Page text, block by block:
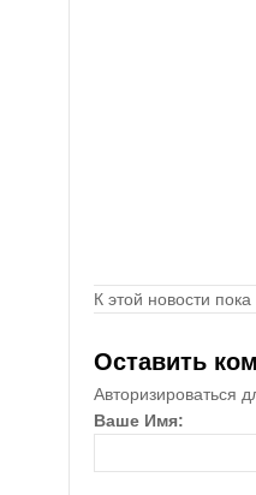
К этой новости
Оставить
Авторизироваться
Ваше Имя: